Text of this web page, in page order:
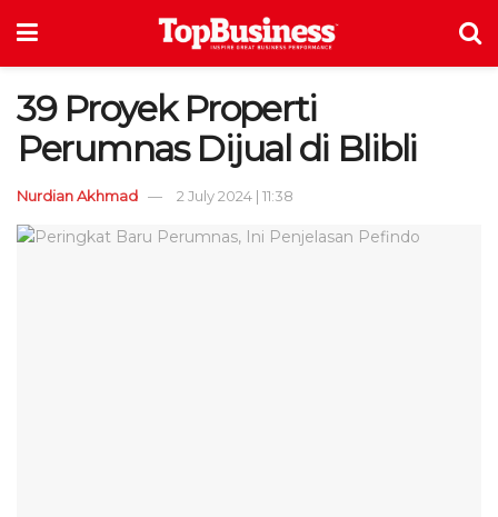
39 Proyek Properti
Perumnas Dijual di Blibli
Nurdian Akhmad 2 July 2024 | 11:38